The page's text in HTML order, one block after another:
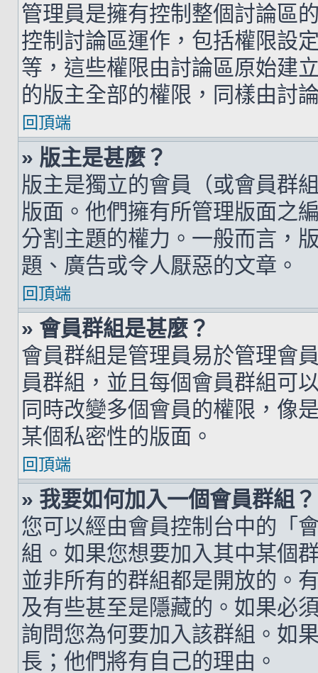
管理員是擁有控制整個討論區
控制討論區運作，包括權限設
等，這些權限由討論區原始建
的版主全部的權限，同樣由討
回頂端
» 版主是甚麼？
版主是獨立的會員（或會員群
版面。他們擁有所管理版面之
分割主題的權力。一般而言，
題、廣告或令人厭惡的文章。
回頂端
» 會員群組是甚麼？
會員群組是管理員易於管理會
員群組，並且每個會員群組可
同時改變多個會員的權限，像
某個私密性的版面。
回頂端
» 我要如何加入一個會員群組？
您可以經由會員控制台中的「
組。如果您想要加入其中某個
並非所有的群組都是開放的。
及有些甚至是隱藏的。如果必
詢問您為何要加入該群組。如
長；他們將有自己的理由。